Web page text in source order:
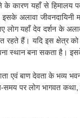
कारण यहाँ से हिमालय
इसके अलावा
लोग यहाँ देव दर्शन के
रहते हैं। यदि इस क्षेत्र
स्थान बना सकता है।
एवं बाण देवता के भव्य
पर लोग भागवत कथा,